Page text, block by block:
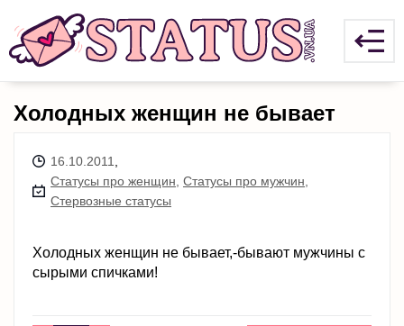
Холодных женщин не бывает
16.10.2011
Статусы про женщин Статусы про мужчин
Стервозные статусы
Холодных женщин не бывает,-бывают мужчины с
сырыми спичками!